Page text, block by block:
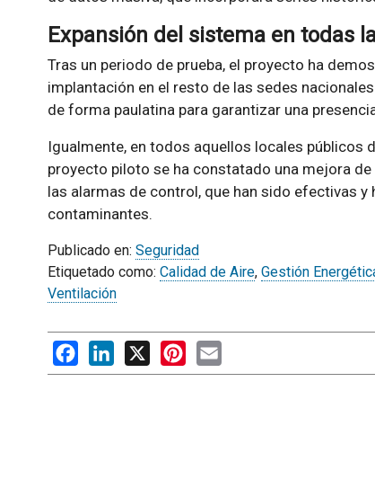
Expansión del sistema en todas
Tras un periodo de prueba, el proyecto ha
implantación en el resto de las sedes
de forma paulatina para garantizar una
Igualmente, en todos aquellos locales públicos
proyecto piloto se ha constatado una mejora
las alarmas de control, que han sido efectivas y
contaminantes.
Publicado en: Seguridad
Etiquetado como: Calidad de Aire, Gestión
Ventilación
FacebookLinkedIn
X PinterestEmail